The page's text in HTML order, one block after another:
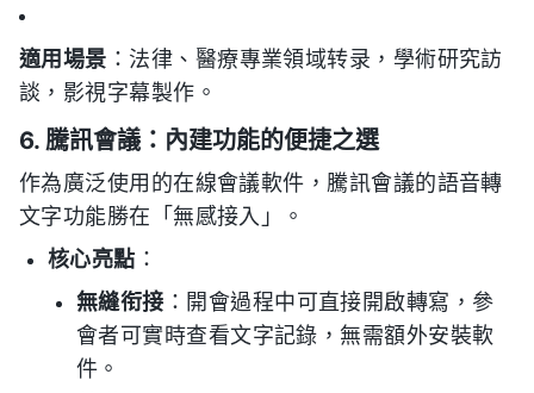
適用場景 ：法律、醫療專業領域转录，學術研究訪
談，影視字幕製作。
6. 騰訊會議：內建功能的便捷之選
作為廣泛使用的在線會議軟件，騰訊會議的語音轉
文字功能勝在「無感接入」。
核心亮點 ：
無縫衔接 ：開會過程中可直接開啟轉寫，參
會者可實時查看文字記錄，無需額外安裝軟
件。